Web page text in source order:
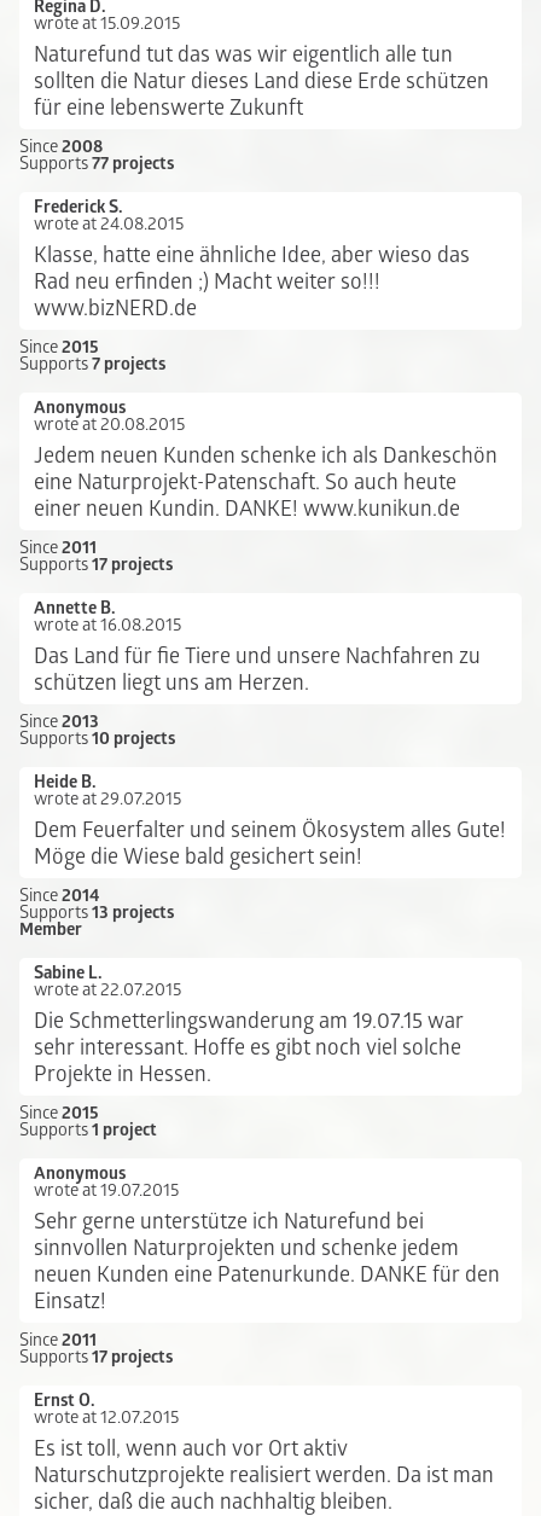
Regina D.
wrote at 15.09.2015
Naturefund tut das was wir eigentlich alle tun
sollten die Natur dieses Land diese Erde schützen
für eine lebenswerte Zukunft
Since2008
Supports77 projects
Frederick S.
wrote at 24.08.2015
Klasse, hatte eine ähnliche Idee, aber wieso das
Rad neu erfinden ;) Macht weiter so!!!
www.bizNERD.de
Since2015
Supports7 projects
Anonymous
wrote at 20.08.2015
Jedem neuen Kunden schenke ich als Dankeschön
eine Naturprojekt-Patenschaft. So auch heute
einer neuen Kundin. DANKE! www.kunikun.de
Since2011
Supports17 projects
Annette B.
wrote at 16.08.2015
Das Land für fie Tiere und unsere Nachfahren zu
schützen liegt uns am Herzen.
Since2013
Supports10 projects
Heide B.
wrote at 29.07.2015
Dem Feuerfalter und seinem Ökosystem alles Gute!
Möge die Wiese bald gesichert sein!
Since2014
Supports13 projects
Member
Sabine L.
wrote at 22.07.2015
Die Schmetterlingswanderung am 19.07.15 war
sehr interessant. Hoffe es gibt noch viel solche
Projekte in Hessen.
Since2015
Supports1 project
Anonymous
wrote at 19.07.2015
Sehr gerne unterstütze ich Naturefund bei
sinnvollen Naturprojekten und schenke jedem
neuen Kunden eine Patenurkunde. DANKE für den
Einsatz!
Since2011
Supports17 projects
Ernst O.
wrote at 12.07.2015
Es ist toll, wenn auch vor Ort aktiv
Naturschutzprojekte realisiert werden. Da ist man
sicher, daß die auch nachhaltig bleiben.